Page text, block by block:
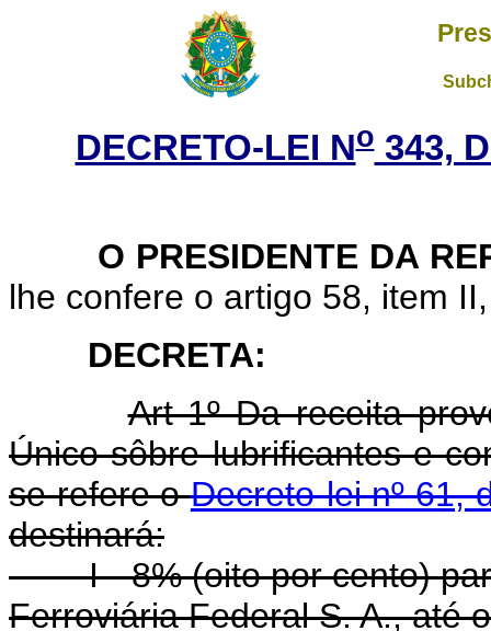
DECRETO-LEI No343,
O PRESIDENTE DA
lhe confere o artigo 58, item
DECRETA:
Art 1º Da receita
Único sôbre lubrificantes e
se refere oDecreto-lei nº 61,
destinará:
I - 8% (oito por cento) para
Ferroviária Federal S. A., até